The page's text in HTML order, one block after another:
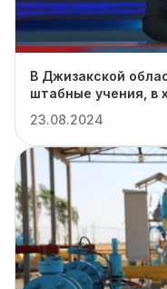
В Джизакской
штабные учения, в
осенне-зимнему
23.08.2024